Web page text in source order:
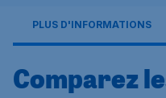
PLUS D'INFORMATIONS
Comparez